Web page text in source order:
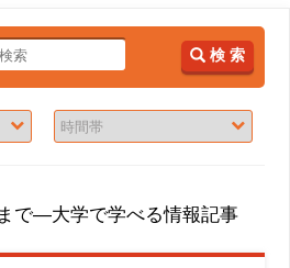
検 索
で―大学で学べる情報記事